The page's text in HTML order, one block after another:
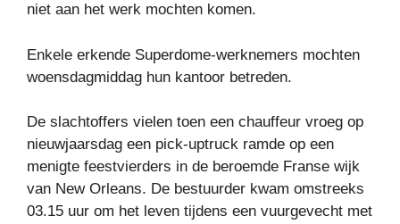
niet aan het werk mochten komen.
Enkele erkende Superdome-werknemers mochten
woensdagmiddag hun kantoor betreden.
De slachtoffers vielen toen een chauffeur vroeg op
nieuwjaarsdag een pick-uptruck ramde op een
menigte feestvierders in de beroemde Franse wijk
van New Orleans. De bestuurder kwam omstreeks
03.15 uur om het leven tijdens een vuurgevecht met